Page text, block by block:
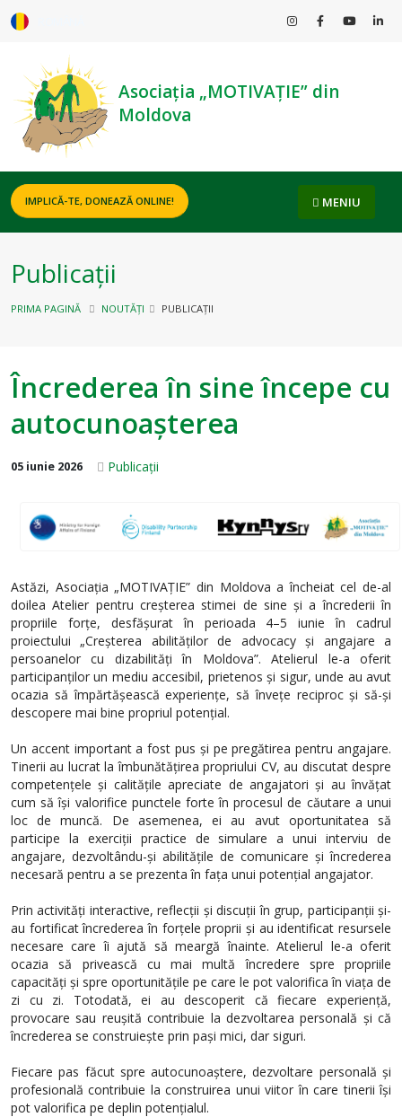
Asociația „MOTIVAȚIE” din
Moldova
IMPLICĂ-TE, DONEAZĂ ONLINE! MENIU
Publicații
PRIMA PAGINĂ NOUTĂȚI PUBLICAȚII
Încrederea în sine începe cu
autocunoașterea
05 iunie 2026 Publicații
Astăzi, Asociația „MOTIVAȚIE” din Moldova a încheiat cel de-al
doilea Atelier pentru creșterea stimei de sine și a încrederii în
propriile forțe, desfășurat în perioada 4–5 iunie în cadrul
proiectului „Creșterea abilităților de advocacy și angajare a
persoanelor cu dizabilități în Moldova”. Atelierul le-a oferit
participanților un mediu accesibil, prietenos și sigur, unde au avut
ocazia să împărtășească experiențe, să învețe reciproc și să-și
descopere mai bine propriul potențial.
Un accent important a fost pus și pe pregătirea pentru angajare.
Tinerii au lucrat la îmbunătățirea propriului CV, au discutat despre
competențele și calitățile apreciate de angajatori și au învățat
cum să își valorifice punctele forte în procesul de căutare a unui
loc de muncă. De asemenea, ei au avut oportunitatea să
participe la exerciții practice de simulare a unui interviu de
angajare, dezvoltându-și abilitățile de comunicare și încrederea
necesară pentru a se prezenta în fața unui potențial angajator.
Prin activități interactive, reflecții și discuții în grup, participanții și-
au fortificat încrederea în forțele proprii și au identificat resursele
necesare care îi ajută să meargă înainte. Atelierul le-a oferit
ocazia să privească cu mai multă încredere spre propriile
capacități și spre oportunitățile pe care le pot valorifica în viața de
zi cu zi. Totodată, ei au descoperit că fiecare experiență,
provocare sau reușită contribuie la dezvoltarea personală și că
încrederea se construiește prin pași mici, dar siguri.
Fiecare pas făcut spre autocunoaștere, dezvoltare personală și
profesională contribuie la construirea unui viitor în care tinerii își
pot valorifica pe deplin potențialul.